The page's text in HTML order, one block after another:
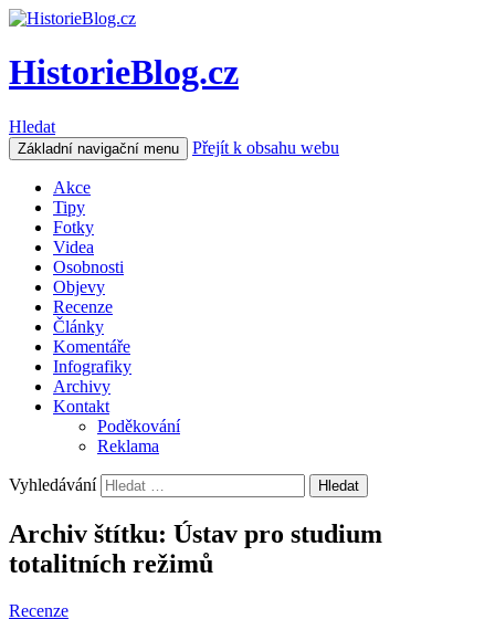
HistorieBlog.cz
Hledat
Základní navigační menu Přejít k obsahu webu
Akce
Tipy
Fotky
Videa
Osobnosti
Objevy
Recenze
Články
Komentáře
Infografiky
Archivy
Kontakt
Poděkování
Reklama
Vyhledávání
Archiv štítku: Ústav pro studium
totalitních režimů
Recenze